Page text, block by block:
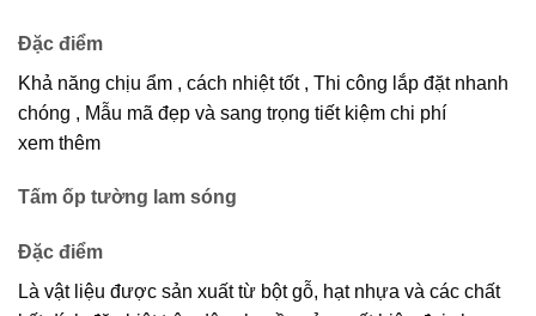
Đặc điểm
Khả năng chịu ẩm , cách nhiệt tốt , Thi công lắp đặt nhanh
chóng , Mẫu mã đẹp và sang trọng tiết kiệm chi phí
xem thêm
Tấm ốp tường lam sóng
Đặc điểm
Là vật liệu được sản xuất từ bột gỗ, hạt nhựa và các chất